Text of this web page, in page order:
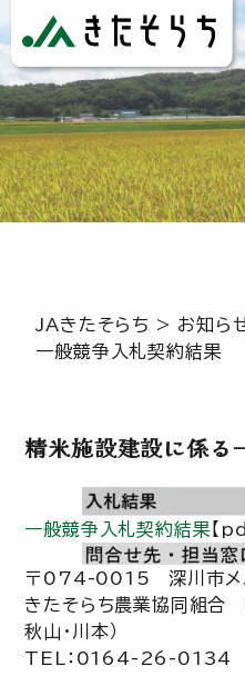
JAきたそらち > お知ら
一般競争入札契約結果
精米施設建設に係る
一般競争入札契約結果 【
〒074-0015 深川市メ
きたそらち農業協同組合
秋山・川本）
TEL：0164-26-